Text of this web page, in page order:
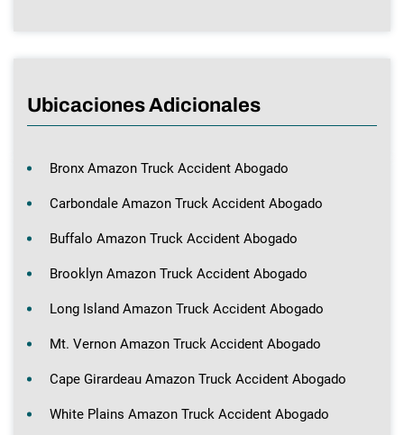
Ubicaciones Adicionales
Bronx Amazon Truck Accident Abogado
Carbondale Amazon Truck Accident Abogado
Buffalo Amazon Truck Accident Abogado
Brooklyn Amazon Truck Accident Abogado
Long Island Amazon Truck Accident Abogado
Mt. Vernon Amazon Truck Accident Abogado
Cape Girardeau Amazon Truck Accident Abogado
White Plains Amazon Truck Accident Abogado